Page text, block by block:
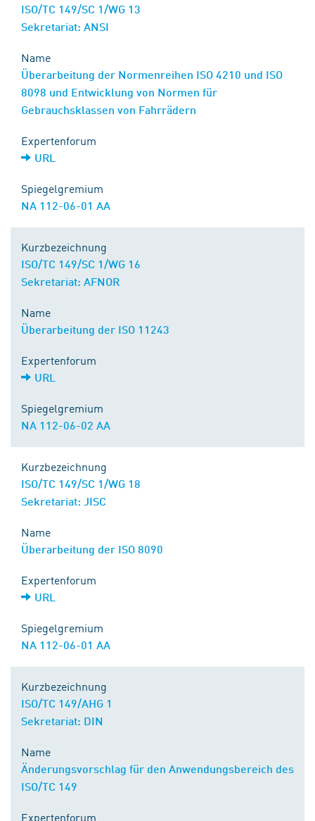
ISO/TC 149/SC 1/WG 13
Sekretariat: ANSI
Name
Überarbeitung der Normenreihen ISO 4210 und ISO
8098 und Entwicklung von Normen für
Gebrauchsklassen von Fahrrädern
Expertenforum
URL
Spiegelgremium
NA 112-06-01 AA
Kurzbezeichnung
ISO/TC 149/SC 1/WG 16
Sekretariat: AFNOR
Name
Überarbeitung der ISO 11243
Expertenforum
URL
Spiegelgremium
NA 112-06-02 AA
Kurzbezeichnung
ISO/TC 149/SC 1/WG 18
Sekretariat: JISC
Name
Überarbeitung der ISO 8090
Expertenforum
URL
Spiegelgremium
NA 112-06-01 AA
Kurzbezeichnung
ISO/TC 149/AHG 1
Sekretariat: DIN
Name
Änderungsvorschlag für den Anwendungsbereich des
ISO/TC 149
Expertenforum